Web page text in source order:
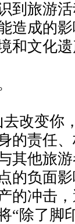
到旅游
造成的
和文化
改变你
的责任
其他旅
的负面
的冲击
“除了脚